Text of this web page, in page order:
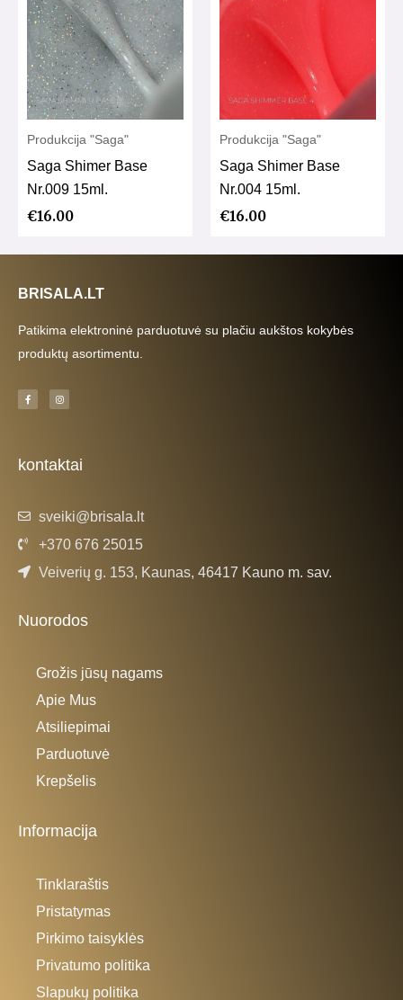
Produkcija "Saga"
Saga Shimer Base
Nr.009 15ml.
€16.00
Produkcija "Saga"
Saga Shimer Base
Nr.004 15ml.
€16.00
BRISALA.LT
Patikima elektroninė parduotuvė su plačiu aukštos kokybės
produktų asortimentu.
F
a
c
-
f
I
n
s
m
kontaktai
sveiki@brisala.lt
+370 676 25015
Veiverių g. 153, Kaunas, 46417 Kauno m. sav.
Nuorodos
Grožis jūsų nagams
Apie Mus
Atsiliepimai
Parduotuvė
Krepšelis
Informacija
Tinklaraštis
Pristatymas
Pirkimo taisyklės
Privatumo politika
Slapukų politika